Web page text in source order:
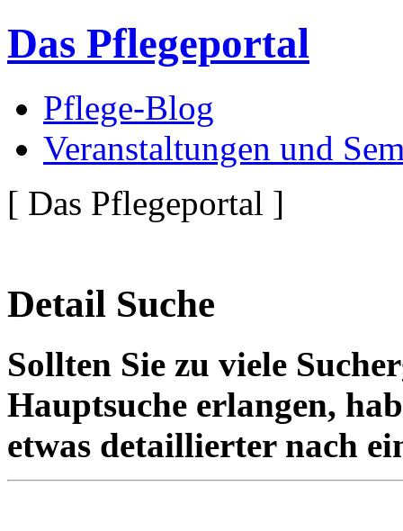
Das Pflegeportal
Pflege-Blog
Veranstaltungen und
[ Das Pflegeportal ]
Detail Suche
Sollten Sie zu viele
Hauptsuche erlangen,
etwas detaillierter nach